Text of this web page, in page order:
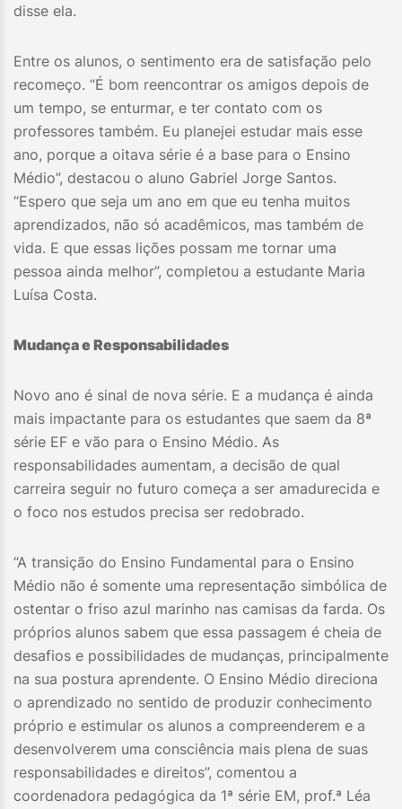
disse ela.
Entre os alunos, o sentimento era de satisfação pelo
recomeço. “É bom reencontrar os amigos depois de
um tempo, se enturmar, e ter contato com os
professores também. Eu planejei estudar mais esse
ano, porque a oitava série é a base para o Ensino
Médio”, destacou o aluno Gabriel Jorge Santos.
“Espero que seja um ano em que eu tenha muitos
aprendizados, não só acadêmicos, mas também de
vida. E que essas lições possam me tornar uma
pessoa ainda melhor”, completou a estudante Maria
Luísa Costa.
Mudança e Responsabilidades
Novo ano é sinal de nova série. E a mudança é ainda
mais impactante para os estudantes que saem da 8ª
série EF e vão para o Ensino Médio. As
responsabilidades aumentam, a decisão de qual
carreira seguir no futuro começa a ser amadurecida e
o foco nos estudos precisa ser redobrado.
“A transição do Ensino Fundamental para o Ensino
Médio não é somente uma representação simbólica de
ostentar o friso azul marinho nas camisas da farda. Os
próprios alunos sabem que essa passagem é cheia de
desafios e possibilidades de mudanças, principalmente
na sua postura aprendente. O Ensino Médio direciona
o aprendizado no sentido de produzir conhecimento
próprio e estimular os alunos a compreenderem e a
desenvolverem uma consciência mais plena de suas
responsabilidades e direitos”, comentou a
coordenadora pedagógica da 1ª série EM, prof.ª Léa